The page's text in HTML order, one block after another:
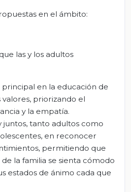
en el ámbito:
las y los adultos
en la educación de
valores, priorizando el
y la empatía.
juntos, tanto adultos como
en reconocer
permitiendo que
la familia se sienta cómodo
estados de ánimo cada que